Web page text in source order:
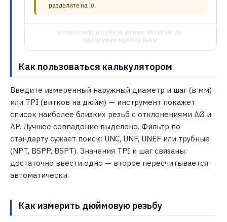
разделите на 10.
ENGINEERING HELPER PLATFORM · REZEC.IN.UA ·
ИДЕНТИФИКАЦИЯ РЕЗЬБЫ
Как пользоваться калькулятором
Введите измеренный наружный диаметр и шаг (в мм)
или TPI (витков на дюйм) — инструмент покажет
список наиболее близких резьб с отклонениями ΔØ и
ΔP. Лучшее совпадение выделено. Фильтр по
стандарту сужает поиск: UNC, UNF, UNEF или трубные
(NPT, BSPP, BSPT). Значения TPI и шаг связаны:
достаточно ввести одно — второе пересчитывается
автоматически.
Как измерить дюймовую резьбу